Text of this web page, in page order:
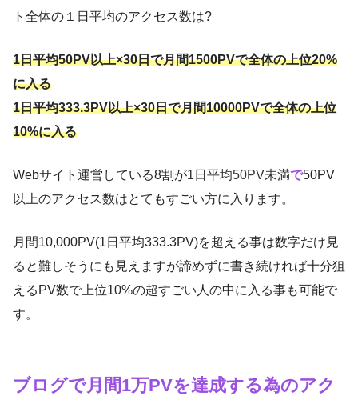
ト 全体の１日平均のアクセス数は?
1日平均50PV以上×30日で月間1500PVで全体の上位20%
に入る
1日平均333.3PV以上×30日で月間10000PVで全体の上位
10%に入る
Webサイト運営している8割が1日平均50PV未満で50PV
以上のアクセス数はとてもすごい方に入ります。
月間10,000PV(1日平均333.3PV)を超える事は数字だけ見
ると難しそうにも見えますが諦めずに書き続ければ十分狙
えるPV数で上位10%の超すごい人の中に入る事も可能で
す。
ブログで月間1万PVを達成する為のアク